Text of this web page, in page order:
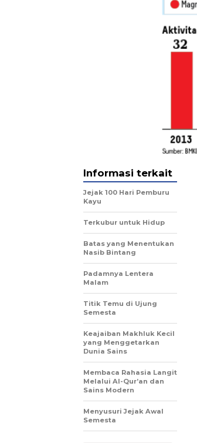
Informasi terkait
Jejak 100 Hari Pemburu
Kayu
Terkubur untuk Hidup
Batas yang Menentukan
Nasib Bintang
Padamnya Lentera
Malam
Titik Temu di Ujung
Semesta
Keajaiban Makhluk Kecil
yang Menggetarkan
Dunia Sains
Membaca Rahasia Langit
Melalui Al-Qur’an dan
Sains Modern
Menyusuri Jejak Awal
Semesta